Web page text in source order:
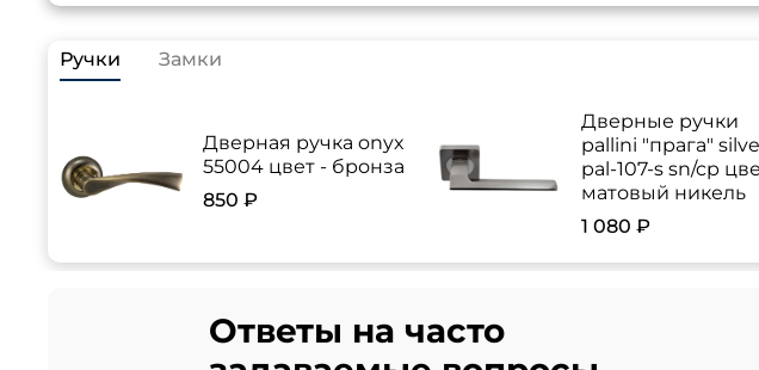
Ручки Замки
Дверная ручка onyx
55004 цвет - бронза
850 ₽
Дверные ручки
pallini "прага"
pal-107-s sn/cp
матовый никель
1 080 ₽
Ответы на часто